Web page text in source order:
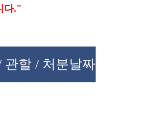
다."
관할 / 처분날짜